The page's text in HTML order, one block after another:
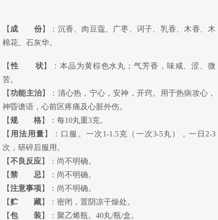
【 成 份】：沉香、肉豆蔻、广枣、诃子、乳香、木香、木
棉花、石灰华。
【性 状】：本品为黄棕色水丸；气芳香，味咸、涩、微
苦。
【功能主治】：清心热，宁心，安神，开窍。用于热病攻心，
神昏谵语，心前区疼痛及心脏外伤。
【规 格】：每10丸重3克。
【 用法用量 】：口服。一次1-1.5克（一次3-5丸），一日2-3
次，研碎后服用。
【不良反应】：尚不明确。
【禁 忌 】：尚不明确。
【注意事项】：尚不明确。
【 贮 藏】：密闭，置阴凉干燥处。
【包 装】：聚乙烯瓶。40丸/瓶/盒。